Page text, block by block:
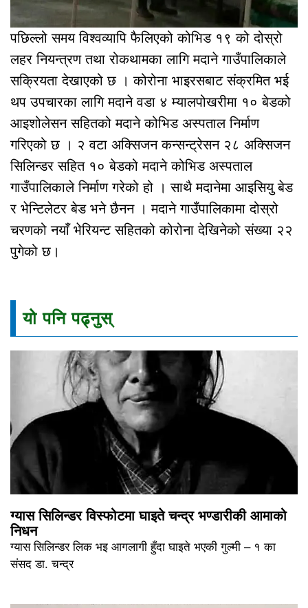
पछिल्लो समय विश्वव्यापि फैलिएको कोभिड १९ को दोस्रो
लहर नियन्त्रण तथा रोकथामका लागि मदाने गाउँपालिकाले
सक्रियता देखाएको छ । कोरोना भाइरसबाट संक्रमित भई
थप उपचारका लागि मदाने वडा ४ म्यालपोखरीमा १० बेडको
आइशोलेसन सहितको मदाने कोभिड अस्पताल निर्माण
गरिएको छ । २ वटा अक्सिजन कन्सन्ट्रेसन २८ अक्सिजन
सिलिन्डर सहित १० बेडको मदाने कोभिड अस्पताल
गाउँपालिकाले निर्माण गरेको हो । साथै मदानेमा आइसियु बेड
र भेन्टिलेटर बेड भने छैनन । मदाने गाउँपालिकामा दोस्रो
चरणको नयाँ भेरियन्ट सहितको कोरोना देखिनेको संख्या २२
पुगेको छ।
यो पनि पढ्नुस्
ग्यास सिलिन्डर विस्फोटमा घाइते चन्द्र भण्डारीकी आमाको
निधन
ग्यास सिलिन्डर लिक भइ आगलागी हुँदा घाइते भएकी गुल्मी – १ का
संसद डा. चन्द्र